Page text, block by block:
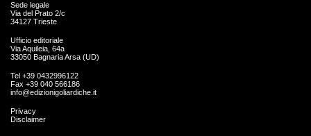
Sede legale
Via del Prato 2/c
34127 Trieste
Ufficio editoriale
Via Aquileia, 64a
33050 Bagnaria Arsa (UD)
Tel +39 0432996122
Fax +39 040 566186
info@edizionigoliardiche.it
Privacy
Disclaimer